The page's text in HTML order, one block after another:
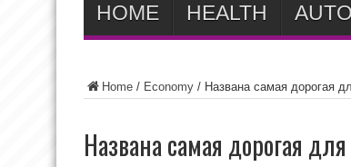
HOME HEALTH AUTO
Home / Economy / Названа самая дорогая
Названа самая дорогая